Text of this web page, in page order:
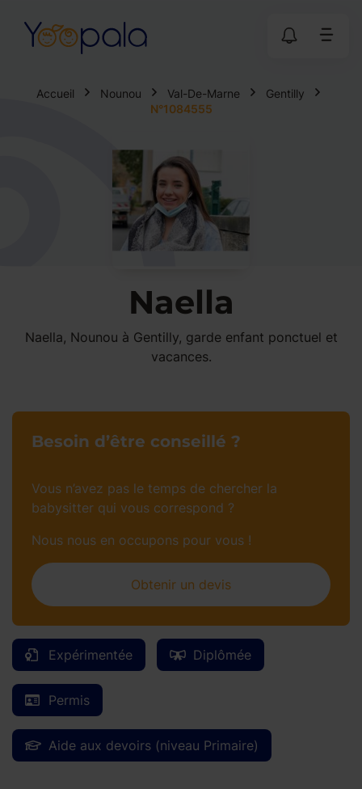
Accueil Nounou Val-De-Marne
Gentilly
N°1084555
Naella
Naella, Nounou à Gentilly, garde enfant ponctuel et
vacances.
Expérimentée Diplômée
Permis
Aide aux devoirs (niveau Primaire)
Besoin d’être conseillé ?
Vous n’avez pas le temps de chercher la
babysitter qui vous correspond ?
Nous nous en occupons pour vous !
Obtenir un devis